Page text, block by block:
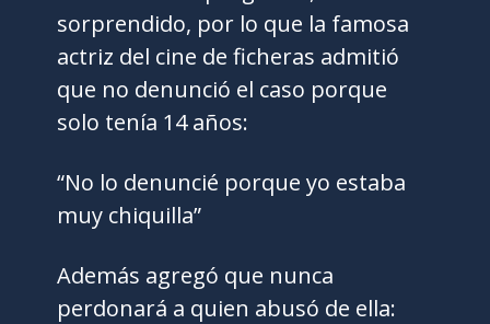
sorprendido, por lo que la famosa
actriz del cine de ficheras admitió
que no denunció el caso porque
solo tenía 14 años:
“No lo denuncié porque yo estaba
muy chiquilla”
Además agregó que nunca
perdonará a quien abusó de ella: